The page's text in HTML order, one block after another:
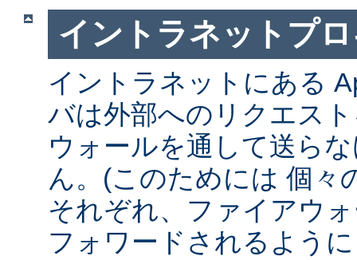
イントラネットプ
イントラネットにある
バは外部へのリクエス
ウォールを通して送ら
ん。(このためには 個々
それぞれ、ファイアウ
フォワードされるよう